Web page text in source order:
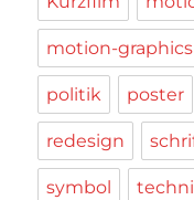
motion-graphics
politik poster
redesign
symbol